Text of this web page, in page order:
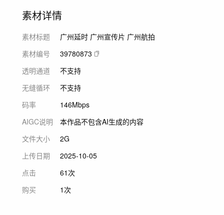
素材详情
素材标题
广州延时 广州宣传片 广州航拍
素材编号
39780873
透明通道
不支持
无缝循环
不支持
码率
146Mbps
AIGC说明
本作品不包含AI生成的内容
文件大小
2G
上传日期
2025-10-05
点击
61次
购买
1次